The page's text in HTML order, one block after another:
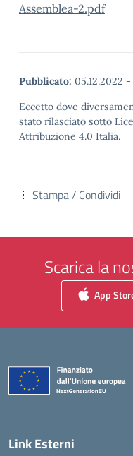
Assemblea-2.pdf
Pubblicato: 05.12.2022 -
Eccetto dove
stato rilasciato sotto
Attribuzione 4.0 Italia.
Stampa / Condividi
Scarica la
App
Link Esterni